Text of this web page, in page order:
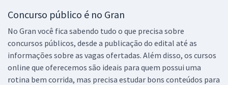
Concurso público é no Gran
No Gran você fica sabendo tudo o que precisa sobre
concursos públicos, desde a publicação do edital até as
informações sobre as vagas ofertadas. Além disso, os cursos
online que oferecemos são ideais para quem possui uma
rotina bem corrida, mas precisa estudar bons conteúdos para